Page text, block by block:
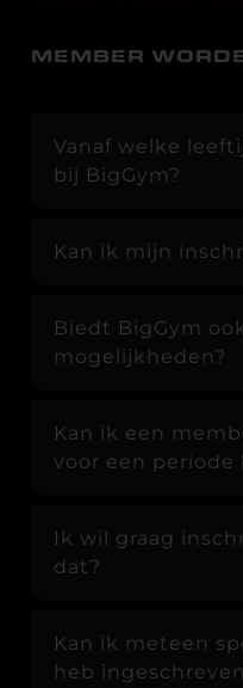
MEMBER
Vanaf welke
bij BigGym?
Kan ik mijn
Biedt BigGym
mogelijkheden?
Kan ik een
voor een periode
Ik wil graag
dat?
Kan ik meteen
heb